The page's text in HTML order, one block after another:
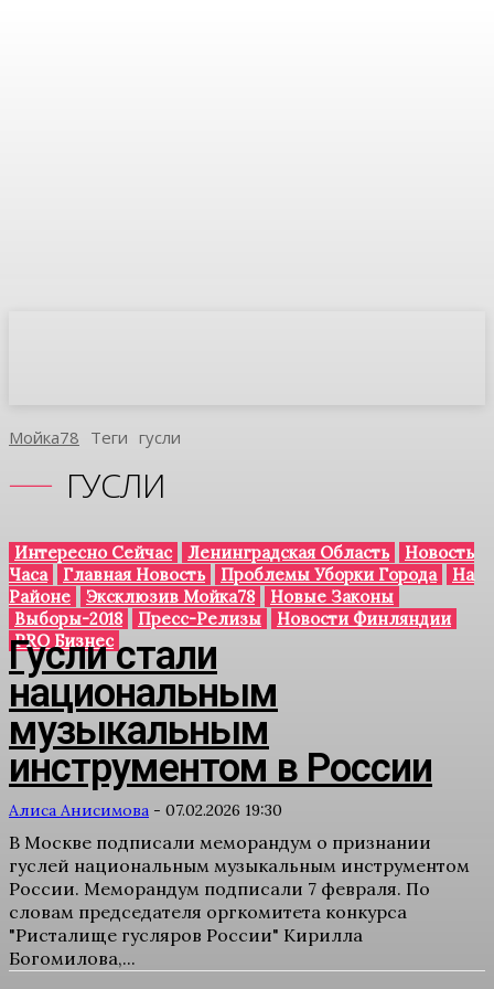
Мойка78 Теги Гусли
ГУСЛИ
Интересно Сейчас Ленинградская Область
Новость
Часа
Главная Новость Проблемы Уборки Города
На
Районе
Эксклюзив Мойка78
Новые Законы
Выборы-2018
Пресс-Релизы
Новости Финляндии
PRO Бизнес
Гусли стали
национальным
музыкальным
инструментом в России
Алиса Анисимова - 07.02.2026 19:30
В Москве подписали меморандум о признании
гуслей национальным музыкальным инструментом
России. Меморандум подписали 7 февраля. По
словам председателя оргкомитета конкурса
"Ристалище гусляров России" Кирилла
Богомилова,...